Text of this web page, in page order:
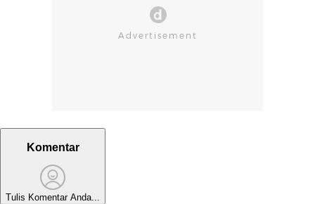
Komentar
Tulis Komentar Anda...